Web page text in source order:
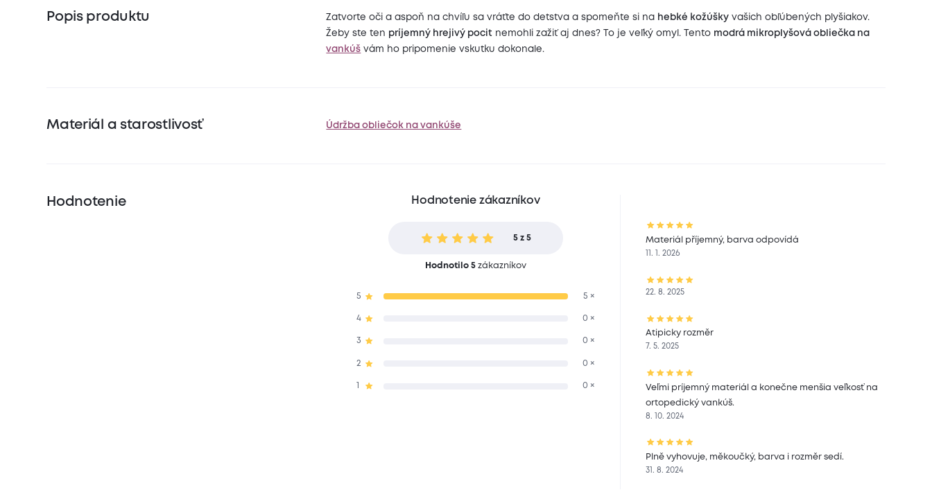
Popis produktu Zatvorte oči a aspoň na chvíľu sa vráťte do detstva a spomeňte si na hebké kožúšky vašich obľúbených plyšiakov.
Žeby ste ten príjemný hrejivý pocit nemohli zažiť aj dnes? To je veľký omyl. Tento modrá mikroplyšová obliečka na
vankúš vám ho pripomenie vskutku dokonale.
Materiál a starostlivosť Údržba obliečok na vankúše
Hodnotenie Hodnotenie zákazníkov
5 z 5
Hodnotilo 5zákazníkov
5 5 ×
4 0 ×
3 0 ×
2 0 ×
0 ×
Materiál příjemný, barva odpovídá
11. 1. 2026
22. 8. 2025
Atipicky rozměr
7. 5. 2025
Veľmi príjemný materiál a konečne menšia veľkosť na
ortopedický vankúš.
8. 10. 2024
Plně vyhovuje, měkoučký, barva i rozměr sedí.
31. 8. 2024